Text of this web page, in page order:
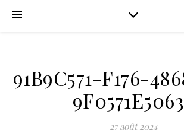
91B9C571-F176-
27 août 2024